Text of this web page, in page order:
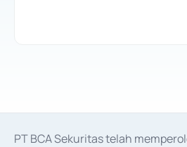
PT BCA Sekuritas telah